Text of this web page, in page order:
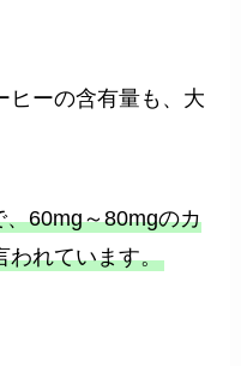
ヒーの含有量も、大
60mg～80mgのカ
われています。